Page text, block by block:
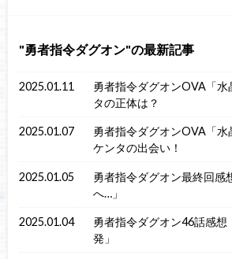
勇者指令ダグオン の最新記事
2025.01.11
勇者指令ダグオンOVA「水
タの正体は？
2025.01.07
勇者指令ダグオンOVA「水
ケンタの出会い！
2025.01.05
勇者指令ダグオン最終回感
へ…」
2025.01.04
勇者指令ダグオン46話感想
発」